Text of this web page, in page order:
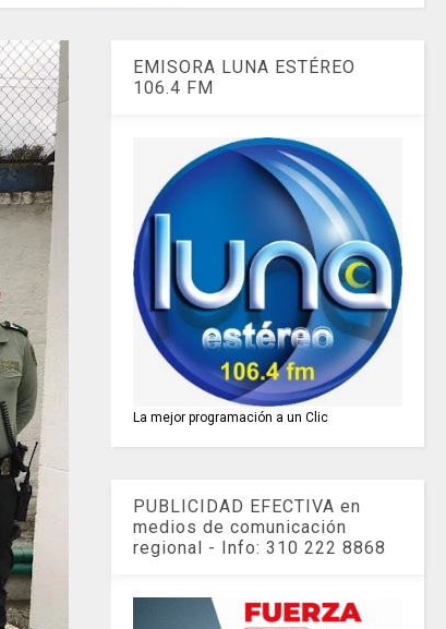
EMISORA LUNA ESTÉREO
106.4 FM
La mejor programación a un Clic
PUBLICIDAD EFECTIVA en
medios de comunicación
regional - Info: 310 222 8868